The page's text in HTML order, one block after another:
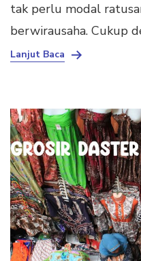
tak perlu modal
berwirausaha. Cukup
Lanjut Baca